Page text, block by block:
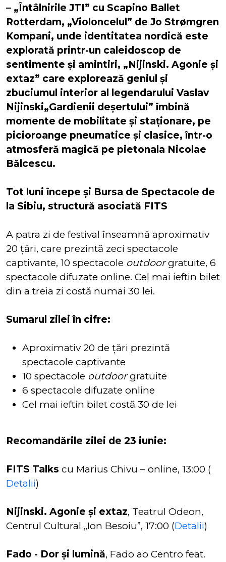
– „Întâlnirile JTI” cu Scapino Ballet
Rotterdam, „Violoncelul” de Jo Strømgren
Kompani, unde identitatea nordică este
explorată printr-un caleidoscop de
sentimente și amintiri, „Nijinski. Agonie și
extaz” care explorează geniul și
zbuciumul interior al legendarului Vaslav
Nijinski„Gardienii deșertului” îmbină
momente de mobilitate și staționare, pe
picioroange pneumatice și clasice, într-o
atmosferă magică pe pietonala Nicolae
Bălcescu.
Tot luni începe şi Bursa de Spectacole de
la Sibiu, structură asociată FITS
A patra zi de festival înseamnă aproximativ
20 țări, care prezintă zeci spectacole
captivante, 10 spectacole outdoorgratuite, 6
spectacole difuzate online. Cel mai ieftin bilet
din a treia zi costă numai 30 lei.
Sumarul zilei în cifre:
Aproximativ 20 de țări prezintă
spectacole captivante
10 spectacole outdoorgratuite
6 spectacole difuzate online
Cel mai ieftin bilet costă 30 de lei
Recomandările zilei de 23 iunie:
FITS Talks cu Marius Chivu – online, 13:00 (
Detalii)
Nijinski. Agonie și extaz, Teatrul Odeon,
Centrul Cultural „Ion Besoiu”, 17:00 (Detalii)
Fado - Dor și lumină, Fado ao Centro feat.